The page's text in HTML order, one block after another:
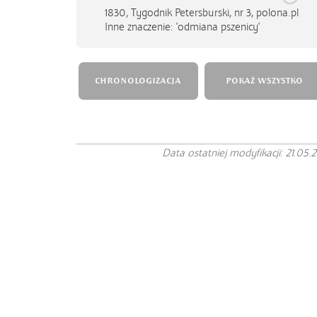
1830, Tygodnik Petersburski, nr 3, polona.pl
Inne znaczenie: 'odmiana pszenicy'
CHRONOLOGIZACJA POKAŻ WSZYSTKO
Data ostatniej modyfikacji: